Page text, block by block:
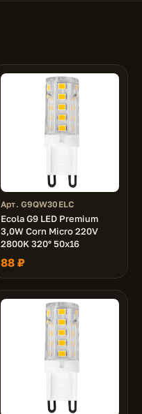
Арт. G9QW30ELC
Ecola G9 LED Premium
3,0W Corn Micro 220V
2800K 320° 50x16
88 ₽